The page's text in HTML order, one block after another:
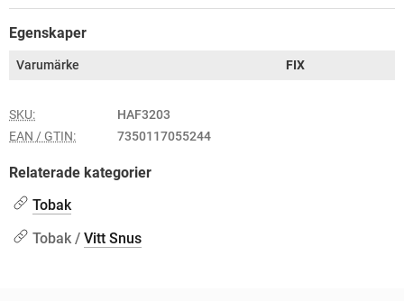
Egenskaper
Varumärke FIX
SKU:
HAF3203
EAN / GTIN:
7350117055244
Relaterade kategorier
Tobak
Tobak / Vitt Snus